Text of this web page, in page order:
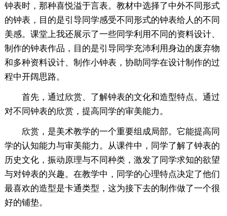
钟表时，那种喜悦溢于言表。教材中选择了中外不同形式
的钟表，目的是引导同学感受不同形式的钟表给人的不同
美感。课堂上我还展示了一些同学利用不同的资料设计、
制作的钟表作品，目的是引导同学充沛利用身边的废弃物
和多种资料设计、制作小钟表，协助同学在设计制作的过
程中开阔思路。
首先，通过欣赏、了解钟表的文化和造型特点。通过
对不同钟表的欣赏，提高同学的审美能力。
欣赏，是美术教学的一个重要组成局部。它能提高同
学的认知能力与审美能力。从课件中，同学了解了钟表的
历史文化，振动原理与不同种类，激发了同学求知的欲望
与对钟表的兴趣。在教学中，同学的心理特点决定了他们
最喜欢的造型是卡通类型，这为接下去的制作做了一个很
好的铺垫。